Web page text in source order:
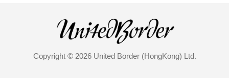
Copyright © 2026 United Border (HongKong) Ltd.